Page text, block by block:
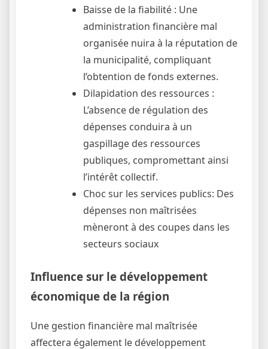
Baisse de la fiabilité : Une
administration financière mal
organisée nuira à la réputation de
la municipalité, compliquant
l’obtention de fonds externes.
Dilapidation des ressources :
L’absence de régulation des
dépenses conduira à un
gaspillage des ressources
publiques, compromettant ainsi
l’intérêt collectif.
Choc sur les services publics: Des
dépenses non maîtrisées
mèneront à des coupes dans les
secteurs sociaux
Influence sur le développement
économique de la région
Une gestion financière mal maîtrisée
affectera également le développement